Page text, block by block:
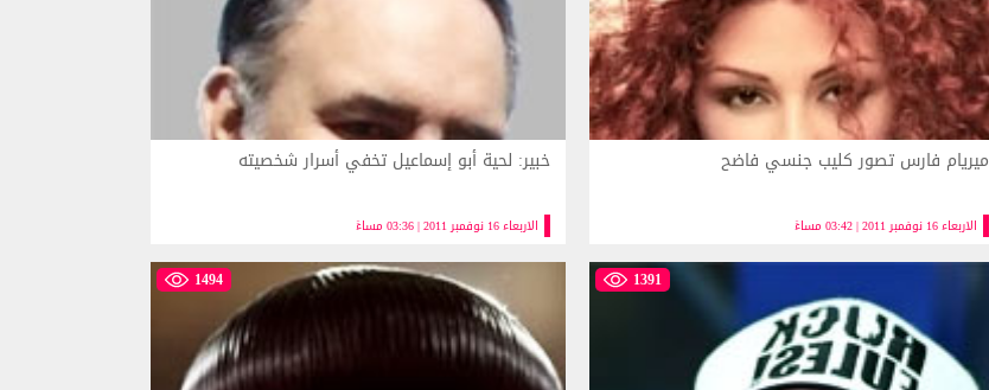
الاربعاء 16 نوفمبر 2011 | 03:42 مساءً
ميريام فارس تصور كليب جنسي فاضح
الاربعاء 16 نوفمبر 2011 | 03:36 مساءً
خبير: لحية أبو إسماعيل تخفي أسرار شخصيته
1391
1494